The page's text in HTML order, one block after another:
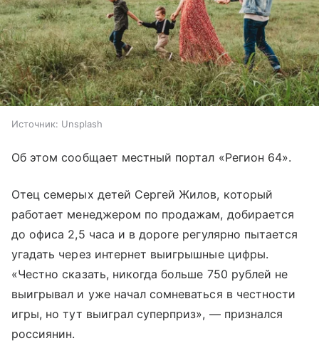
Источник: Unsplash
Об этом сообщает местный портал «Регион 64».
Отец семерых детей Сергей Жилов, который
работает менеджером по продажам, добирается
до офиса 2,5 часа и в дороге регулярно пытается
угадать через интернет выигрышные цифры.
«Честно сказать, никогда больше 750 рублей не
выигрывал и уже начал сомневаться в честности
игры, но тут выиграл суперприз», — признался
россиянин.